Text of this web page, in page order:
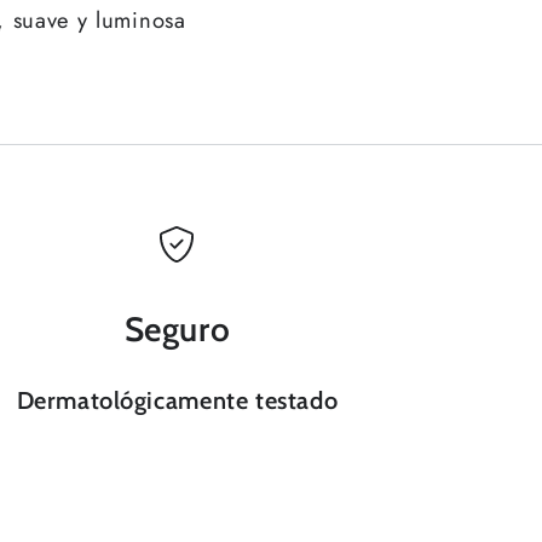
suave y luminosa
Seguro
Dermatológicamente testado